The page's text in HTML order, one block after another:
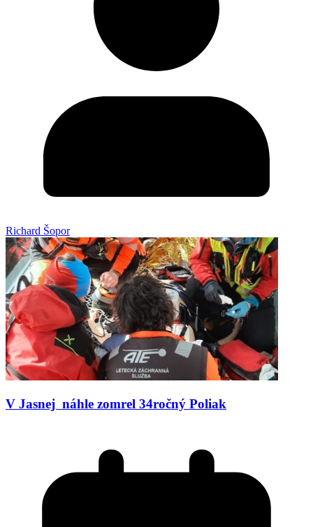
Richard Šopor
V Jasnej náhle zomrel 34ročný Poliak